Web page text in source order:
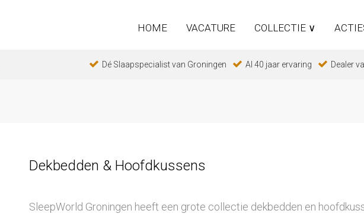
HOME VACATURE COLLECTIE ∨
Dé Slaapspecialist van Groningen Al 40 jaar ervaring Dealer
Dekbedden & Hoofdkussens
SleepWorld Groningen heeft een grote collectie dekbedden en